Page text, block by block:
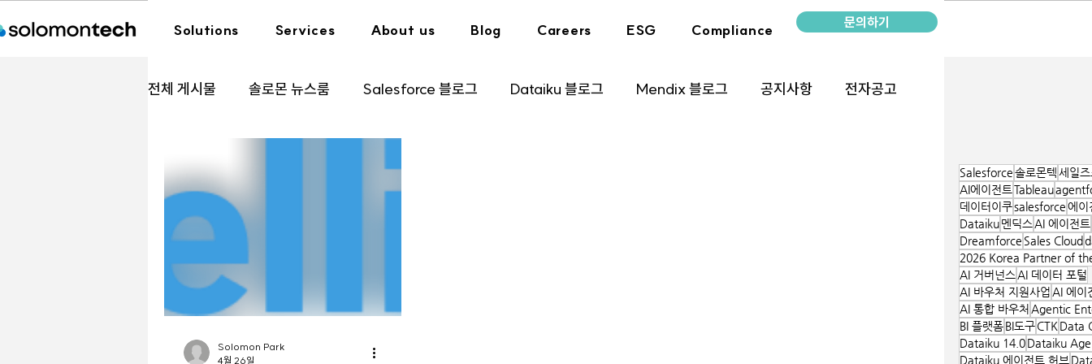
Solutions Services About us Blog Careers ESG Compliance 문의하기
전체 게시물 솔로몬 뉴스룸 Salesforce 블로그 Dataiku 블로그 Mendix 블로그 공지사항 전자공고
Solomon Park
4월 26일
Salesforce솔로몬텍세일
AI에이전트 Tableau
데이터이쿠salesforce에이
Dataiku멘딕스 AI 에이전트
Dreamforce Sales Cloud
2026 Korea Partner of
AI 거버넌스 AI 데이터 포털
AI 바우처 지원사업 AI 에이
AI 통합 바우처 Agentic
BI 플랫폼BI도구CTK Data
Dataiku 14.0Dataiku
Dataiku 에이전트 허브